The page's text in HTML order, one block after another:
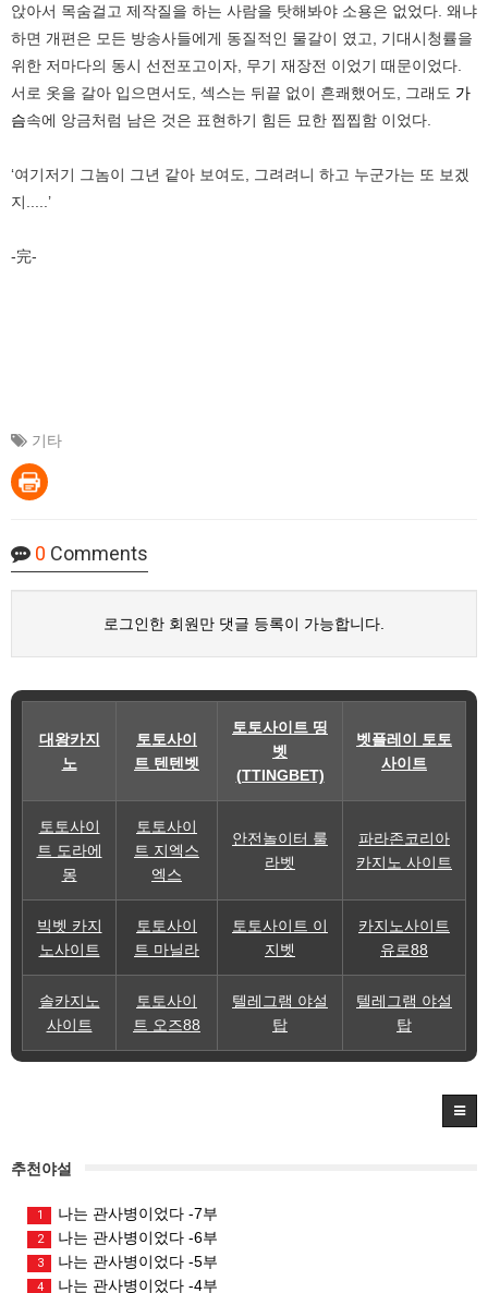
앉아서 목숨걸고 제작질을 하는 사람을 탓해봐야 소용은 없었다. 왜냐
하면 개편은 모든 방송사들에게 동질적인 물갈이 였고, 기대시청률을
위한 저마다의 동시 선전포고이자, 무기 재장전 이었기 때문이었다.
서로 옷을 갈아 입으면서도, 섹스는 뒤끝 없이 흔쾌했어도, 그래도 가
슴속에 앙금처럼 남은 것은 표현하기 힘든 묘한 찝찝함 이었다.
‘여기저기 그놈이 그년 같아 보여도, 그려려니 하고 누군가는 또 보겠
지.....’
-完-
기타
0 Comments
로그인한 회원만 댓글 등록이 가능합니다.
대왕카지
노
토토사이
트 텐텐벳
토토사이트 띵
벳
(TTINGBET)
벳플레이 토토
사이트
토토사이
트 도라에
몽
토토사이
트 지엑스
엑스
안전놀이터 룰
라벳
파라존코리아
카지노 사이트
빅벳 카지
노사이트
토토사이
트 마닐라
토토사이트 이
지벳
카지노사이트
유로88
솔카지노
사이트
토토사이
트 오즈88
텔레그램 야설
탑
텔레그램 야설
탑
추천야설
1 나는 관사병이었다 -7부
2 나는 관사병이었다 -6부
3 나는 관사병이었다 -5부
4 나는 관사병이었다 -4부